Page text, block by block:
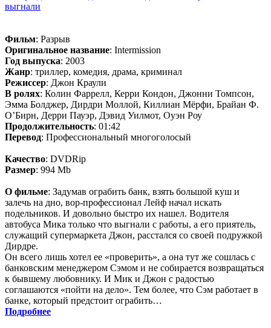
выгнали
Фильм: Разрыв
Оригинальное название: Intermission
Год выпуска: 2003
Жанр: триллер, комедия, драма, криминал
Режиссер: Джон Краули
В ролях: Колин Фаррелл, Керри Кондон, Джонни Томпсон,
Эмма Болджер, Дирдри Моллой, Киллиан Мёрфи, Брайан Ф.
О’Бирн, Дерри Пауэр, Дэвид Уилмот, Оуэн Роу
Продолжительность: 01:42
Перевод: Профессиональный многоголосый
Качество: DVDRip
Размер: 994 Mb
О фильме: Задумав ограбить банк, взять большой куш и
залечь на дно, вор-профессионал Лейф начал искать
подельников. И довольно быстро их нашел. Водителя
автобуса Мика только что выгнали с работы, а его приятель,
служащий супермаркета Джон, расстался со своей подружкой
Дирдре.
Он всего лишь хотел ее «проверить», а она тут же сошлась с
банковским менеджером Сэмом и не собирается возвращаться
к бывшему любовнику. И Мик и Джон с радостью
соглашаются «пойти на дело». Тем более, что Сэм работает в
банке, который предстоит ограбить…
Подробнее